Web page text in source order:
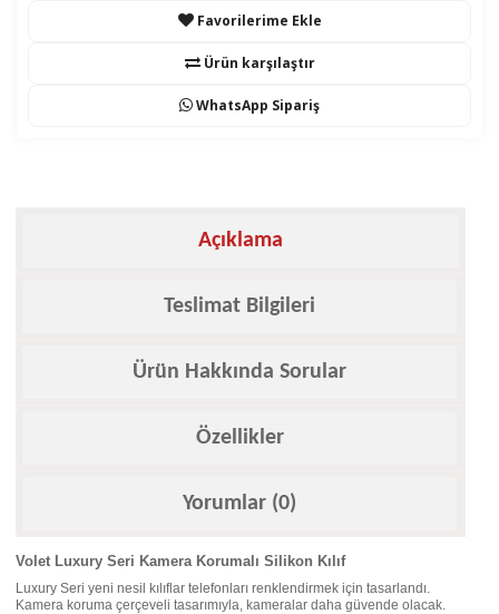
Favorilerime Ekle
Ürün karşılaştır
WhatsApp Sipariş
Açıklama
Teslimat Bilgileri
Ürün Hakkında Sorular
Özellikler
Yorumlar (0)
Volet Luxury Seri Kamera Korumalı Silikon Kılıf
Luxury Seri yeni nesil kılıflar telefonları renklendirmek için tasarlandı.
Kamera koruma çerçeveli tasarımıyla, kameralar daha güvende olacak.